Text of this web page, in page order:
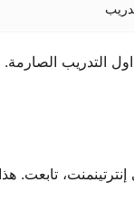
التدريب الصارمة.
تابعت. هذا